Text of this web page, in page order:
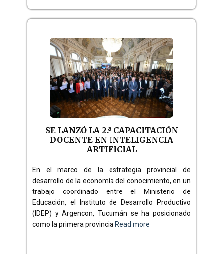
SE LANZÓ LA 2.ª CAPACITACIÓN
DOCENTE EN INTELIGENCIA
ARTIFICIAL
En el marco de la estrategia provincial de
desarrollo de la economía del conocimiento, en un
trabajo coordinado entre el Ministerio de
Educación, el Instituto de Desarrollo Productivo
(IDEP) y Argencon, Tucumán se ha posicionado
como la primera provincia Read more